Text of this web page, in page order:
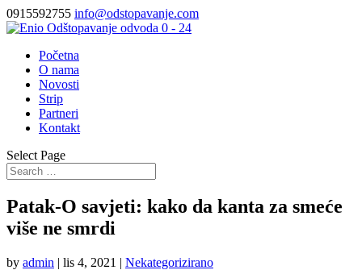
0915592755 info@odstopavanje.com
Početna
O nama
Novosti
Strip
Partneri
Kontakt
Select Page
Patak-O savjeti: kako da kanta za smeće
više ne smrdi
by admin | lis 4, 2021 | Nekategorizirano